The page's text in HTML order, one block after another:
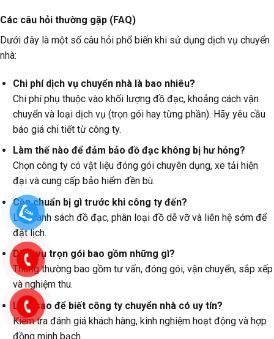
Các câu hỏi thường gặp (FAQ)
Dưới đây là một số câu hỏi phổ biến khi sử dụng dịch vụ chuyển
nhà:
Chi phí dịch vụ chuyển nhà là bao nhiêu?
Chi phí phụ thuộc vào khối lượng đồ đạc, khoảng cách vận
chuyển và loại dịch vụ (trọn gói hay từng phần). Hãy yêu cầu
báo giá chi tiết từ công ty.
Làm thế nào để đảm bảo đồ đạc không bị hư hỏng?
Chọn công ty có vật liệu đóng gói chuyên dụng, xe tải hiện
đại và cung cấp bảo hiểm đền bù.
Cần chuẩn bị gì trước khi công ty đến?
Lên danh sách đồ đạc, phân loại đồ dễ vỡ và liên hệ sớm để
đặt lịch.
Dịch vụ trọn gói bao gồm những gì?
Thông thường bao gồm tư vấn, đóng gói, vận chuyển, sắp xếp
và nghiệm thu.
Làm sao để biết công ty chuyển nhà có uy tín?
Kiểm tra đánh giá khách hàng, kinh nghiệm hoạt động và hợp
đồng minh bạch.